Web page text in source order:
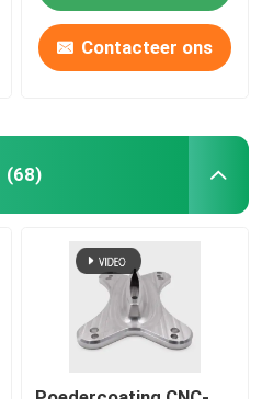
Contacteer ons
(68)